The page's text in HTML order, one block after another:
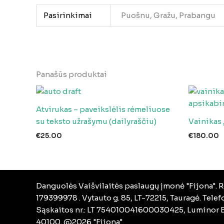
Pasirinkimai Puošnu, Gražu, Prabangu
Panašūs produktai
Atvirukas – paveikslėlis rėmeliuose
su teksto užrašymu (dailyraščiu)
€25.00
Vainikas
€180.00
Danguolės Vaišvilaitės paslaugų įmonė "Fijona".
179399978 . Vytauto g. 85, LT-72215, Tauragė.
Sąskaitos nr.: LT 754010041600030425, Luminor
40100. @2026 "Fijona"